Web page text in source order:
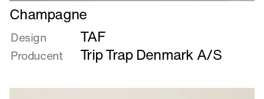
Læs
mere
om
Champagne
Champagne
Design TAF
Producent Trip Trap Denmark A/S